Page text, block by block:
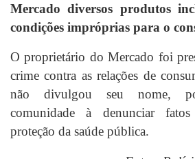
Mercado diversos produtos
condições impróprias para o
O proprietário do Mercado foi
crime contra as relações de
não divulgou seu nome,
comunidade à denunciar fatos
proteção da saúde pública.